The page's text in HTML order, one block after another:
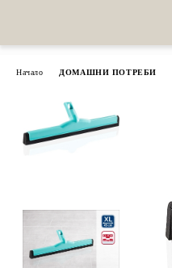
Начало ДОМАШНИ ПОТРЕБИ